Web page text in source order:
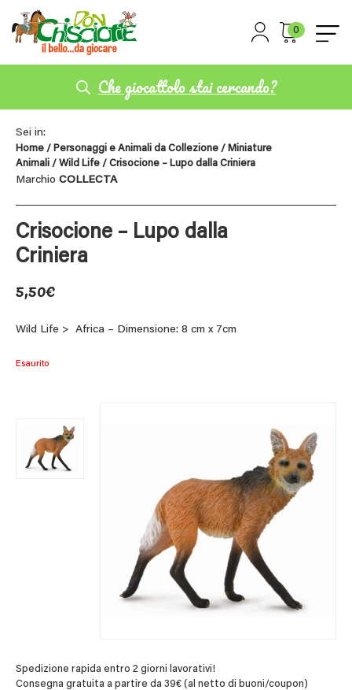
0
Che giocattolo stai cercando?
Sei in:
Home / Personaggi e Animali da Collezione / Miniature
Animali / Wild Life / Crisocione – Lupo dalla Criniera
Marchio COLLECTA
Crisocione – Lupo dalla
Criniera
5,50€
Wild Life > Africa – Dimensione: 8 cm x 7cm
Esaurito
Spedizione rapida entro 2 giorni lavorativi!
Consegna gratuita a partire da 39€ (al netto di buoni/coupon)